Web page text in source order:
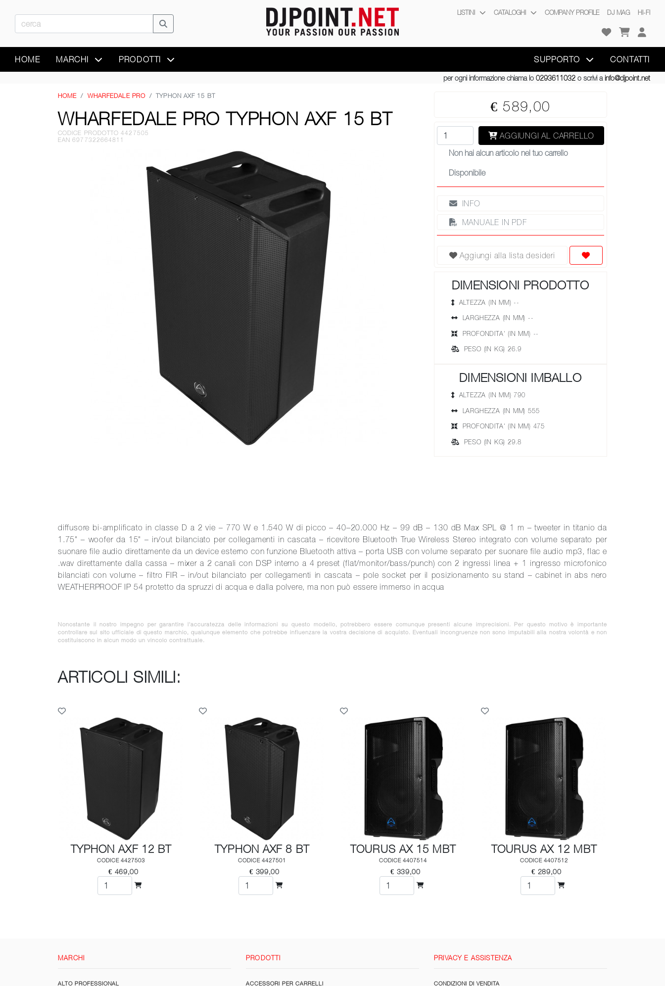
LISTINI CATALOGHI COMPANY PROFILE DJ MAG HI-FI
HOME MARCHI PRODOTTI SUPPORTO CONTATTI
per ogni informazione chiama lo 0293611032 o scrivi a info@djpoint.net
HOME WHARFEDALE PRO TYPHON AXF 15 BT
WHARFEDALE PRO TYPHON AXF 15 BT
CODICE PRODOTTO 4427505
EAN 6977322664811
€ 589,00
AGGIUNGI AL CARRELLO
Non hai alcun articolo nel tuo carrello
Disponibile
INFO
MANUALE IN PDF
Aggiungi alla lista desideri
DIMENSIONI PRODOTTO
ALTEZZA (IN MM) --
LARGHEZZA (IN MM) --
PROFONDITA' (IN MM) --
PESO (IN KG) 26.9
DIMENSIONI IMBALLO
ALTEZZA (IN MM) 790
LARGHEZZA (IN MM) 555
PROFONDITA' (IN MM) 475
PESO (IN KG) 29.8
diffusore bi-amplificato in classe D a 2 vie – 770 W e 1.540 W di picco – 40–20.000 Hz – 99 dB – 130 dB Max SPL @ 1 m – tweeter in titanio da
1.75" – woofer da 15" – in/out bilanciato per collegamenti in cascata – ricevitore Bluetooth True Wireless Stereo integrato con volume separato per
suonare file audio direttamente da un device esterno con funzione Bluetooth attiva – porta USB con volume separato per suonare file audio mp3, flac e
.wav direttamente dalla cassa – mixer a 2 canali con DSP interno a 4 preset (flat/monitor/bass/punch) con 2 ingressi linea + 1 ingresso microfonico
bilanciati con volume – filtro FIR – in/out bilanciato per collegamenti in cascata – pole socket per il posizionamento su stand – cabinet in abs nero
WEATHERPROOF IP 54 protetto da spruzzi di acqua e dalla polvere, ma non può essere immerso in acqua
Nonostante il nostro impegno per garantire l'accuratezza delle informazioni su questo modello, potrebbero essere comunque presenti alcune imprecisioni. Per questo motivo è importante
controllare sul sito ufficiale di questo marchio, qualunque elemento che potrebbe influenzare la vostra decisione di acquisto. Eventuali incongruenze non sono imputabili alla nostra volontà e non
costituiscono in alcun modo un vincolo contrattuale.
ARTICOLI SIMILI:
TYPHON AXF 12 BT
CODICE 4427503
€ 469,00
TYPHON AXF 8 BT
CODICE 4427501
€ 399,00
TOURUS AX 15 MBT
CODICE 4407514
€ 339,00
TOURUS AX 12 MBT
CODICE 4407512
€ 289,00
MARCHI
ALTO PROFESSIONAL
PRODOTTI
ACCESSORI PER CARRELLI
PRIVACY E ASSISTENZA
CONDIZIONI DI VENDITA